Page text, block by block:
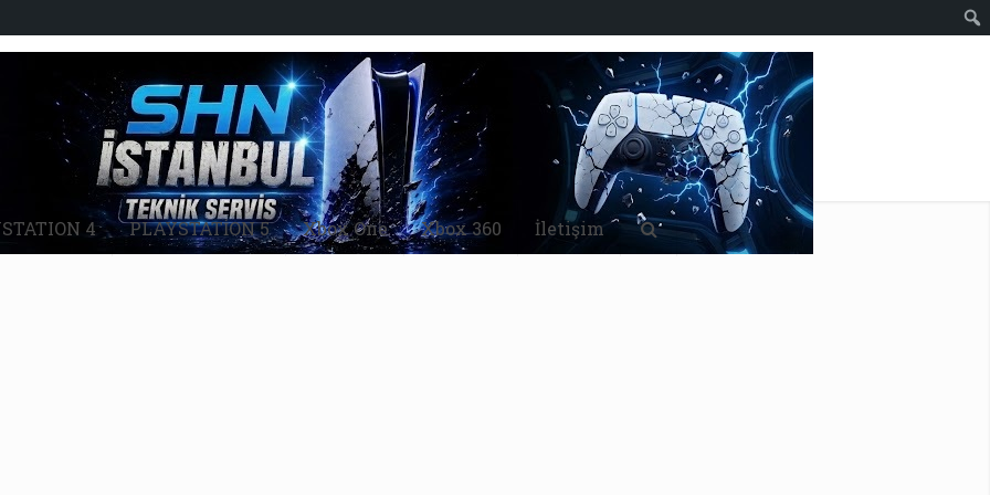
4 PLAYSTATİON 5 Xbox One Xbox 360 İletişim